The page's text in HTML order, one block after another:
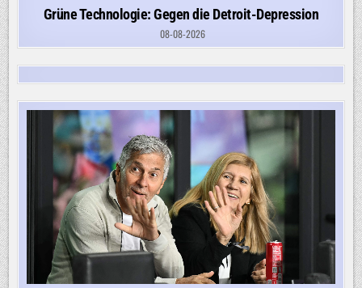
Grüne Technologie: Gegen die Detroit-Depression
08-08-2026